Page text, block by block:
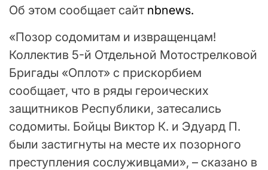
Об этом сообщает сайт nbnews.
«Позор содомитам и извращенцам!
Коллектив 5-й Отдельной Мотострелковой
Бригады «Оплот» с прискорбием
сообщает, что в ряды героических
защитников Республики, затесались
содомиты. Бойцы Виктор К. и Эдуард П.
были застигнуты на месте их позорного
преступления сослуживцами», – сказано в